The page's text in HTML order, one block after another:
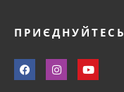
ПРИЄДНУЙТЕСЬ